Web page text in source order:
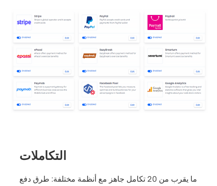
التكاملات
ما يقرب من 20 تكامل جاهز مع أنظمة مختلفة: طرق دفع